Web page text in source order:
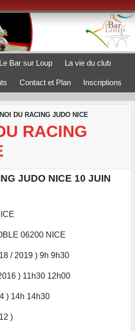
Judo et Taiso - Le Bar sur Loup La vie du club
Contact et Plan Inscriptions
DU RACING JUDO NICE
RACING
JUDO NICE 10 JUIN
06200 NICE
/ 2019 ) 9h 9h30
) 11h30 12h00
) 14h 14h30
)